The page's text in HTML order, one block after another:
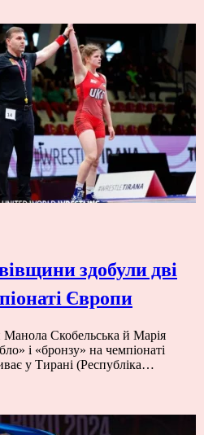
здобули дві
Європи
Манола Скобельська й Марія
і «бронзу» на чемпіонаті
у Тирані (Республіка…